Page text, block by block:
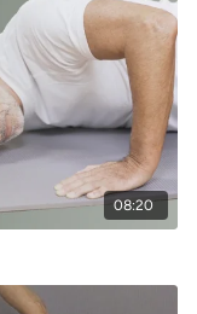
08:20